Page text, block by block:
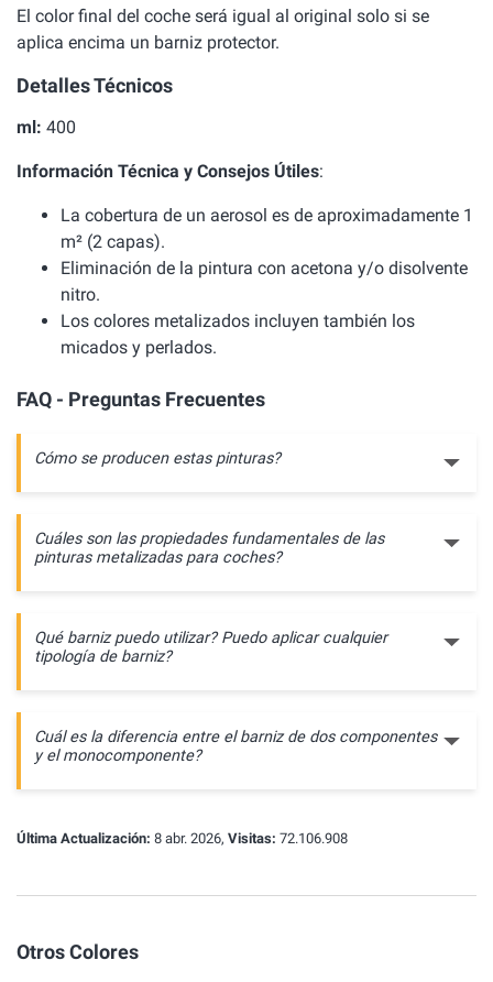
El color final del coche será igual al original solo si se
aplica encima un barniz protector.
Detalles Técnicos
ml: 400
Información Técnica y Consejos Útiles:
La cobertura de un aerosol es de aproximadamente 1
m² (2 capas).
Eliminación de la pintura con acetona y/o disolvente
nitro.
Los colores metalizados incluyen también los
micados y perlados.
FAQ - Preguntas Frecuentes
Cómo se producen estas pinturas?
Cuáles son las propiedades fundamentales de las
pinturas metalizadas para coches?
Qué barniz puedo utilizar? Puedo aplicar cualquier
tipología de barniz?
Cuál es la diferencia entre el barniz de dos componentes
y el monocomponente?
Última Actualización: 8 abr. 2026, Visitas: 72.106.908
Otros Colores